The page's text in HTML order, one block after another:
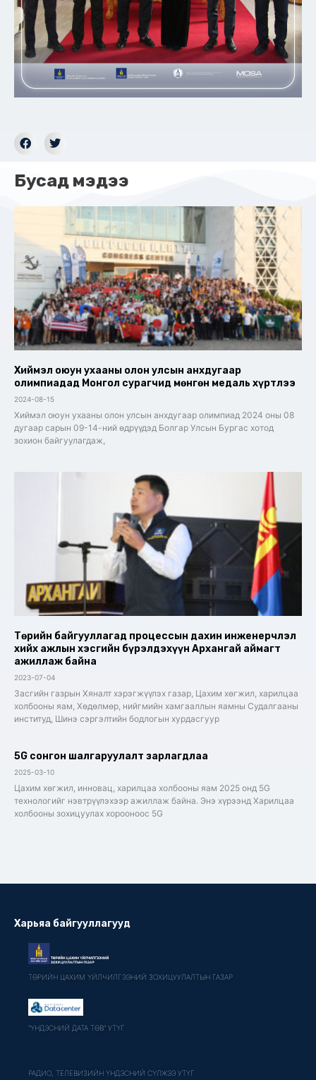
Бусад мэдээ
Хиймэл оюун ухааны олон улсын анхдугаар
олимпиадад Монгол сурагчид мөнгөн медаль хүртлээ
2024-08-15
Хиймэл оюун ухааны олон улсын анхдугаар олимпиад 2024 оны 08
дугаар сарын 09-14-ний өдрүүдэд Болгар Улсын Бургас хотод
зохион байгуулагдаж,
Төрийн байгууллагад процессын дахин инженерчлэл
хийх ажлын хэсгийн бүрэлдэхүүн Архангай аймагт
ажиллаж байна
2023-07-04
Засгийн газрын Хяналт хэрэгжүүлэх газар, Цахим хөгжил, харилцаа
холбооны яам, Хөдөлмөр, нийгмийн хамгааллын яамны Судалгааны
институд, Шинэ сэргэлтийн бодлогын хурдасгуур
5G сонгон шалгаруулалт зарлагдлаа
2025-03-10
Цахим хөгжил, инновац, харилцаа холбооны яам 2025 онд 5G
технологийг нэвтрүүлэхээр ажиллаж байна. Энэ хүрээнд Харилцаа
холбооны зохицуулах хорооноос 5G
Харьяа байгууллагууд
ТӨРИЙН ЦАХИМ ҮЙЛЧИЛГЭЭНИЙ ЗОХИЦУУЛАЛТЫН ГАЗАР
"ҮНДЭСНИЙ ДАТА ТӨВ" УТҮГ
РАДИО, ТЕЛЕВИЗИЙН ҮНДЭСНИЙ СҮЛЖЭЭ УТҮГ